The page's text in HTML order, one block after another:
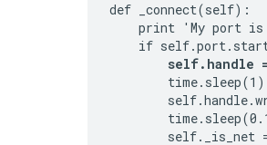
def _connect(self):
print 'My port
if
self.handle
        time.sleep(1)
self._is_net